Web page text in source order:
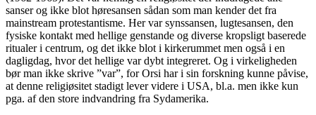
sanser og ikke blot høresansen sådan som man kender det fra
mainstream protestantisme. Her var synssansen, lugtesansen, den
fysiske kontakt med hellige genstande og diverse kropsligt baserede
ritualer i centrum, og det ikke blot i kirkerummet men også i en
dagligdag, hvor det hellige var dybt integreret. Og i virkeligheden
bør man ikke skrive ”var”, for Orsi har i sin forskning kunne påvise,
at denne religiøsitet stadigt lever videre i USA, bl.a. men ikke kun
pga. af den store indvandring fra Sydamerika.